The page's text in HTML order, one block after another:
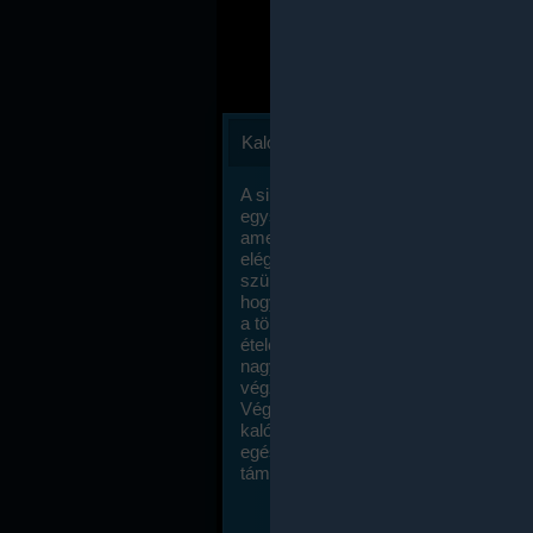
Kalóriaszámlálás
A sikeres fogyás titka valójában igen
egyszerű: égess több energiát, mint
amennyit beviszel. Természetesen
elég nagy fegyelemre és akaraterőre
szükség, de meglepődve fogod
hogy a kalóriaszámolás mennyire
a többi diétához képest. Itt nincsenek
ételek és a megengedett kalóriabevitelt
nagymértékben növelheted ha
végzel.
Végül, de nem utolsó sorban, a
kalóriaszámolás módszerét a legtöbb
egészségügyi szakorvos ajánlja és
támogatja.